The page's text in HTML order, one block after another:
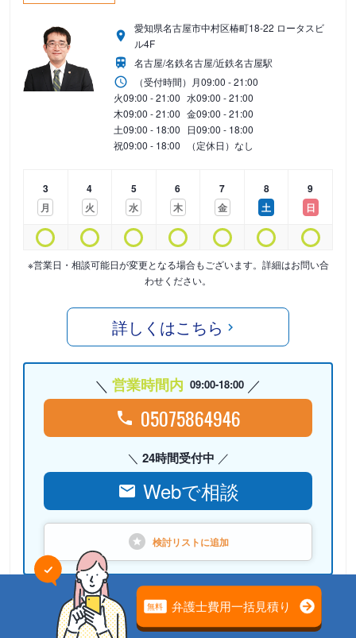
愛知県名古屋市中村区椿町18-22 ロータスビ
ル4F
名古屋/名鉄名古屋/近鉄名古屋駅
（受付時間） 月09:00 - 21:00
火09:00 - 21:00 水09:00 - 21:00
木09:00 - 21:00 金09:00 - 21:00
土09:00 - 18:00 日09:00 - 18:00
祝09:00 - 18:00 （定休日）なし
3
月
4
火
5
水
6
木
7
金
8
土
9
日
※営業日・相談可能日が変更となる場合もございます。詳細はお問い合
わせください。
詳しくはこちら
営業時間内 09:00-18:00
05075864946
24時間受付中
Webで相談
検討リストに追加
弁護士法人心（本部）